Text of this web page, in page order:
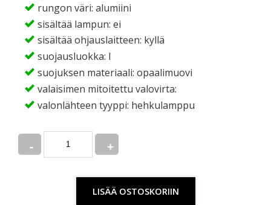
rungon väri: alumiini
sisältää lampun: ei
sisältää ohjauslaitteen: kyllä
suojausluokka: I
suojuksen materiaali: opaalimuovi
valaisimen mitoitettu valovirta:
valonlähteen tyyppi: hehkulamppu
Quantity
LISÄÄ OSTOSKORIIN